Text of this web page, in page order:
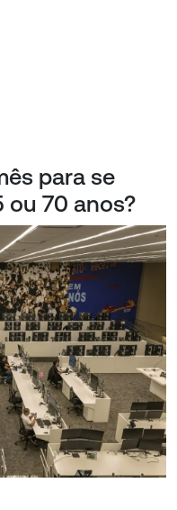
para se
ou 70 anos?